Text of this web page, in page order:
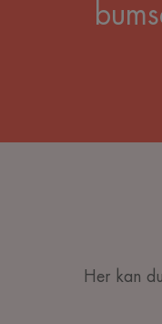
Her kan